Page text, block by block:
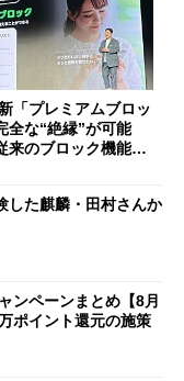
「プレミアムブロッ
全な“絶縁”が可能
のブロック機能と
した麒麟・田村さんか
ンペーンまとめ【8月
ポイント還元の施策